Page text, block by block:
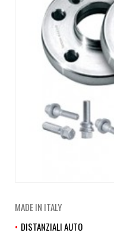
MADE IN ITALY
DISTANZIALI AUTO